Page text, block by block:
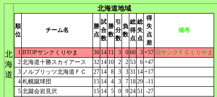
北
海
道
北海道地域
順
位
チーム名
勝
点
試
合
数
勝
数
引
分
数
負
数
総
得
点
総
失
点
得
失
点
差
備考
1 BTOPサンクくりやま 36 14 11 3 0 60 3 +57 旧サンクＦＣくりやま
2 北海道十勝スカイアース 32 14 10 2 2 53 6 +47
3 ノルブリッツ北海道ＦＣ 27 14 8 3 3 31 14 +17
4 札幌蹴球団 15 14 4 3 7 18 29 -11
5 北蹴会岩見沢 15 14 5 0 9 24 51 -27